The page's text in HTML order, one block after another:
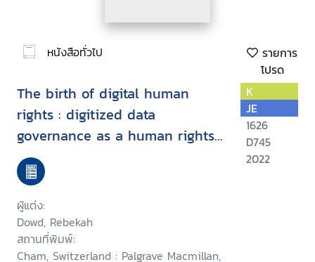
หนังสือทั่วไป
รายการ
โปรด
The birth of digital human
rights : digitized data
governance as a human rights
issue in the EU
ผู้แต่ง:
Dowd, Rebekah
สถานที่พิมพ์:
Cham, Switzerland : Palgrave Macmillan,
K
JE
1626
D745
2022